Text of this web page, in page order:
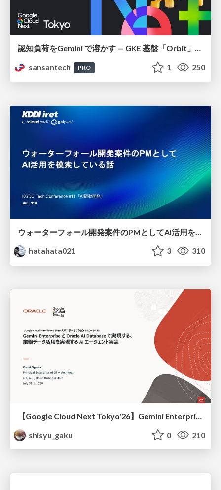
sansantech
PRO 1 250
ウォーターフォール開発案件のPMとしてAI活用を模索している話
hatahata021
3 310
shisyu_gaku
0 210